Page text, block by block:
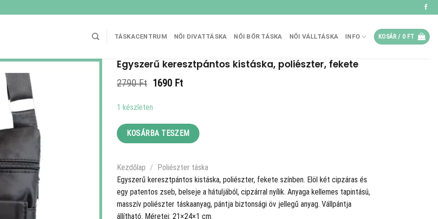
TÁSKACENTRUM NŐI DIVATTÁSKA NŐI BŐR TÁSKA NŐI VÁLLTÁSKA INFO KOSÁR / 0 FT
Egyszerű keresztpántos kistáska, poliészter, fekete
2790Ft Original
2790 Ft.
1690 FtCurrent
1 készleten
KOSÁRBA TESZEM
Kezdőlap / Poliészter táska
Egyszerű keresztpántos kistáska, poliészter, fekete színben. Elöl két cipzáras és
egy patentos zseb, belseje a hátuljából, cipzárral nyílik. Anyaga kellemes tapintású,
masszív poliészter táskaanyag, pántja biztonsági öv jellegű anyag. Vállpántja
állítható. Méretei: 21×24×1 cm.